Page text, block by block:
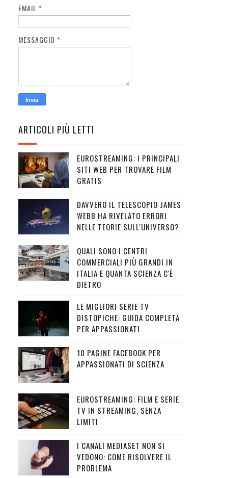
EMAIL *
MESSAGGIO *
ARTICOLI PIÙ LETTI
EUROSTREAMING: I PRINCIPALI
SITI WEB PER TROVARE FILM
GRATIS
DAVVERO IL TELESCOPIO JAMES
WEBB HA RIVELATO ERRORI
NELLE TEORIE SULL'UNIVERSO?
QUALI SONO I CENTRI
COMMERCIALI PIÙ GRANDI IN
ITALIA E QUANTA SCIENZA C'È
DIETRO
LE MIGLIORI SERIE TV
DISTOPICHE: GUIDA COMPLETA
PER APPASSIONATI
10 PAGINE FACEBOOK PER
APPASSIONATI DI SCIENZA
EUROSTREAMING: FILM E SERIE
TV IN STREAMING, SENZA
LIMITI
I CANALI MEDIASET NON SI
VEDONO: COME RISOLVERE IL
PROBLEMA